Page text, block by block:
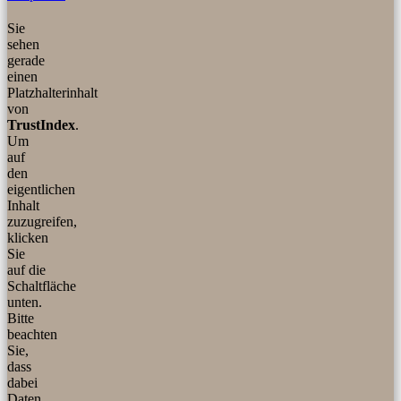
Sie
sehen
gerade
einen
Platzhalterinhalt
von
TrustIndex.
Um
auf
den
eigentlichen
Inhalt
zuzugreifen,
klicken
Sie
auf die
Schaltfläche
unten.
Bitte
beachten
Sie,
dass
dabei